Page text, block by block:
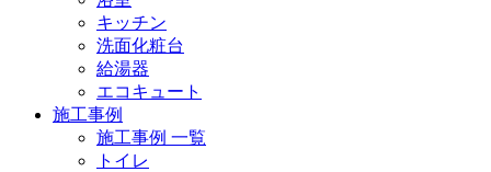
キッチン
洗面化粧台
給湯器
エコキュート
施工事例
施工事例 一覧
トイレ